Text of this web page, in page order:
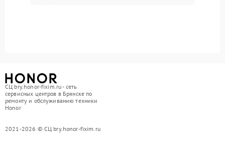
СЦ bry.honor-fixim.ru - сеть
сервисных центров в Брянске по
ремонту и обслуживанию техники
Honor
2021-2026 © СЦ bry.honor-fixim.ru